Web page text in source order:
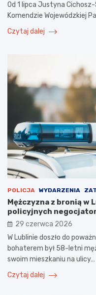
Od 1 lipca Justyna
Komendzie Wojewódzkiej
Czytaj dalej
POLICJA WYDARZENIA
Mężczyzna z bronią w
policyjnych
29 czerwca 2026
W Lublinie doszło do
bohaterem był 58-letni
swoim mieszkaniu na ulicy…
Czytaj dalej